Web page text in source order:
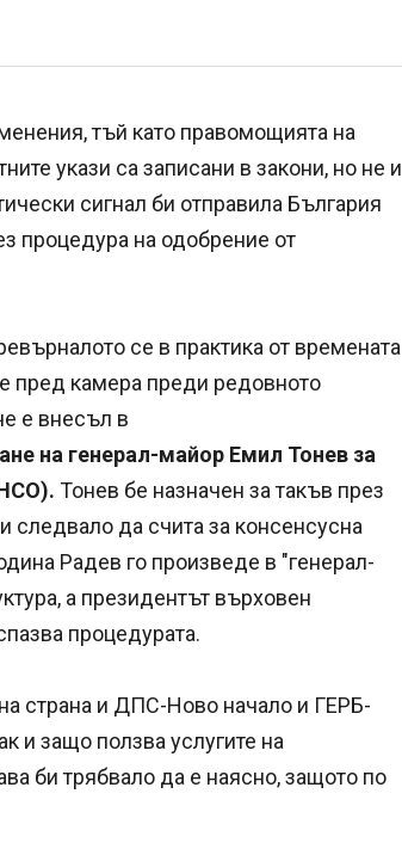
тъй като правомощията на
укази са записани в закони, но не и
сигнал би отправила България
процедура на одобрение от
се в практика от времената
пред камера преди редовното
е внесъл в
на генерал-майор Емил Тонев за
Тонев бе назначен за такъв през
следвало да счита за консенсусна
Радев го произведе в "генерал-
а президентът върховен
процедурата.
страна и ДПС-Ново начало и ГЕРБ-
и защо ползва услугите на
би трябвало да е наясно, защото по